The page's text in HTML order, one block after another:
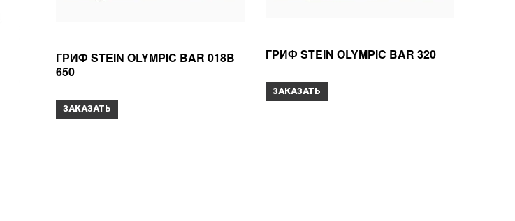
ГРИФ STEIN ОLYMPIC BAR 018B
650
ЗАКАЗАТЬ
ГРИФ STEIN ОLYMPIC BAR 320
ЗАКАЗАТЬ